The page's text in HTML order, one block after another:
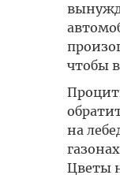
чтобы
на
Цветы